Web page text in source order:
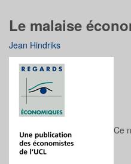
Le malaise
Jean Hindriks
Ce